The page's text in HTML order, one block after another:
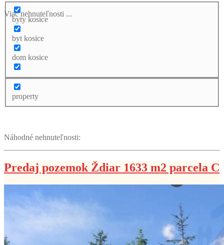
Viac nehnuteľnosti ...
byty kosice
byt kosice
dom kosice
property
Náhodné nehnuteľnosti:
Predaj pozemok Ždiar 1633 m2 parcela C